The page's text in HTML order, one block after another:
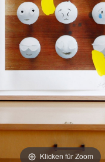
Klicken für Zoom